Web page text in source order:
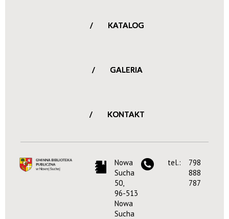
KATALOG
GALERIA
KONTAKT
Nowa
Sucha
50,
96-513
Nowa
Sucha
tel.:
798
888
787